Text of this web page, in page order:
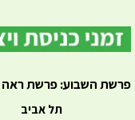
פרשת השבוע: פרשת ראה
תל אביב